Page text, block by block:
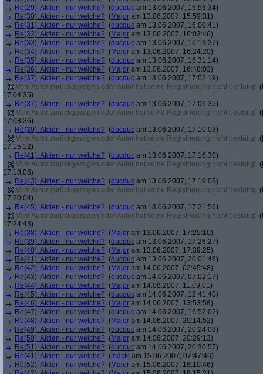
Re(29): Aktien - nur welche? (ducduc am 13.06.2007, 15:56:34)
Re(30): Aktien - nur welche? (Major am 13.06.2007, 15:59:31)
Re(31): Aktien - nur welche? (ducduc am 13.06.2007, 16:00:41)
Re(32): Aktien - nur welche? (Major am 13.06.2007, 16:03:46)
Re(33): Aktien - nur welche? (ducduc am 13.06.2007, 16:13:37)
Re(34): Aktien - nur welche? (Major am 13.06.2007, 16:24:20)
Re(35): Aktien - nur welche? (ducduc am 13.06.2007, 16:31:14)
Re(36): Aktien - nur welche? (Major am 13.06.2007, 16:48:03)
Re(37): Aktien - nur welche? (ducduc am 13.06.2007, 17:02:19)
Vom Autor zurückgezogen oder Autor hat seine Registrierung nicht bestätigt (
17:04:35)
Re(37): Aktien - nur welche? (ducduc am 13.06.2007, 17:06:35)
Vom Autor zurückgezogen oder Autor hat seine Registrierung nicht bestätigt (
17:08:36)
Re(39): Aktien - nur welche? (ducduc am 13.06.2007, 17:10:03)
Vom Autor zurückgezogen oder Autor hat seine Registrierung nicht bestätigt (
17:15:12)
Re(41): Aktien - nur welche? (ducduc am 13.06.2007, 17:16:30)
Vom Autor zurückgezogen oder Autor hat seine Registrierung nicht bestätigt (
17:18:06)
Re(43): Aktien - nur welche? (ducduc am 13.06.2007, 17:19:08)
Vom Autor zurückgezogen oder Autor hat seine Registrierung nicht bestätigt (
17:20:04)
Re(45): Aktien - nur welche? (ducduc am 13.06.2007, 17:21:56)
Vom Autor zurückgezogen oder Autor hat seine Registrierung nicht bestätigt (
17:24:43)
Re(38): Aktien - nur welche? (Major am 13.06.2007, 17:25:10)
Re(39): Aktien - nur welche? (ducduc am 13.06.2007, 17:26:27)
Re(40): Aktien - nur welche? (Major am 13.06.2007, 17:39:25)
Re(41): Aktien - nur welche? (ducduc am 13.06.2007, 20:01:46)
Re(42): Aktien - nur welche? (Major am 14.06.2007, 02:45:48)
Re(43): Aktien - nur welche? (ducduc am 14.06.2007, 07:02:17)
Re(44): Aktien - nur welche? (Major am 14.06.2007, 11:09:01)
Re(45): Aktien - nur welche? (ducduc am 14.06.2007, 12:41:40)
Re(46): Aktien - nur welche? (Major am 14.06.2007, 13:53:58)
Re(47): Aktien - nur welche? (ducduc am 14.06.2007, 16:52:02)
Re(48): Aktien - nur welche? (Major am 14.06.2007, 20:14:52)
Re(49): Aktien - nur welche? (ducduc am 14.06.2007, 20:24:08)
Re(50): Aktien - nur welche? (Major am 14.06.2007, 20:29:13)
Re(51): Aktien - nur welche? (ducduc am 14.06.2007, 20:30:57)
Re(41): Aktien - nur welche? (mäckl am 15.06.2007, 07:47:46)
Re(52): Aktien - nur welche? (Major am 15.06.2007, 18:10:46)